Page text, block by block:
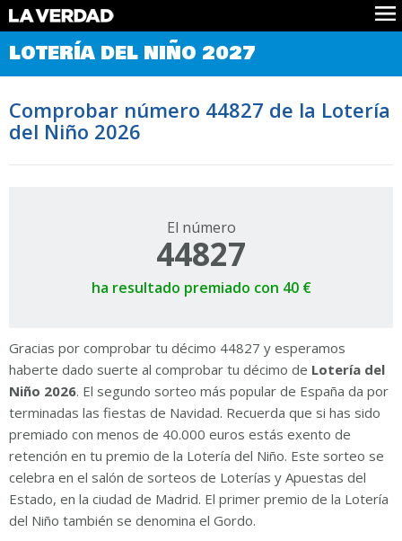
Comprobar Loteria del Niño
Premios
Noticias
Datos
Historia
LOTERÍA DEL NIÑO 2027
Comprobar número 44827 de la Lotería
del Niño 2026
El número
44827
ha resultado premiado con 40 €
Gracias por comprobar tu décimo 44827 y esperamos
haberte dado suerte al comprobar tu décimo de Lotería del
Niño 2026. El segundo sorteo más popular de España da por
terminadas las fiestas de Navidad. Recuerda que si has sido
premiado con menos de 40.000 euros estás exento de
retención en tu premio de la Lotería del Niño. Este sorteo se
celebra en el salón de sorteos de Loterías y Apuestas del
Estado, en la ciudad de Madrid. El primer premio de la Lotería
del Niño también se denomina el Gordo.